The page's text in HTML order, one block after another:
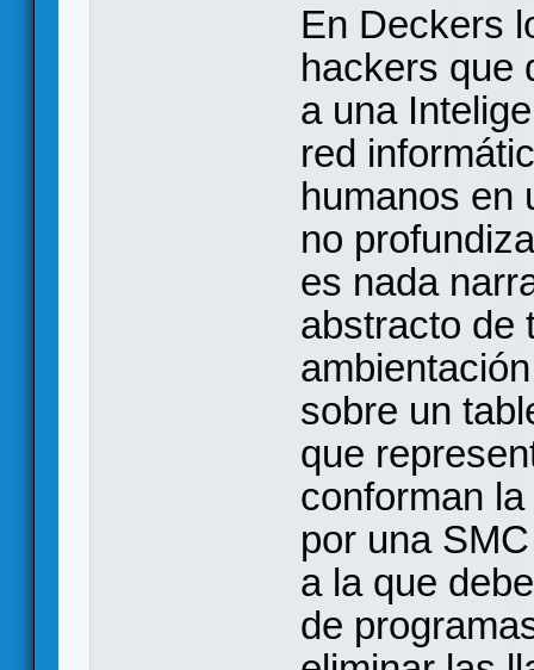
En Deckers
hackers que
a una
red
humanos en
no
es nada
abstracto de
sobre un
que
conforman
por una
a la que
de